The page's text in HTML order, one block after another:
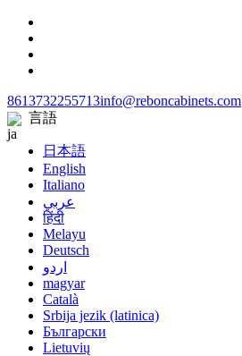
8613732255713info@reboncabinets.com
言語
日本語
English
Italiano
عربي
हिंदी
Melayu
Deutsch
اردو
magyar
Català
Srbija jezik (latinica)
Български
Lietuvių